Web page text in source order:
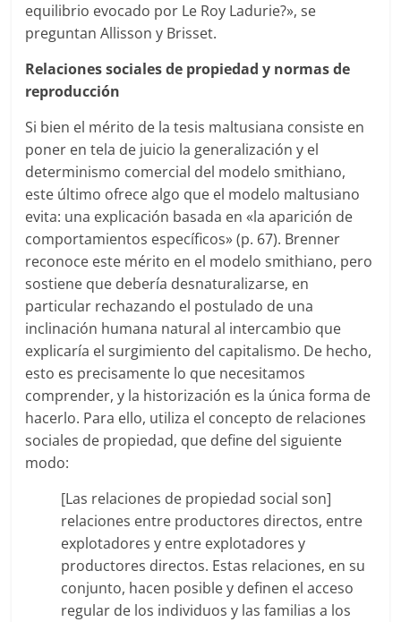
equilibrio evocado por Le Roy Ladurie?», se
preguntan Allisson y Brisset.
Relaciones sociales de propiedad y normas de
reproducción
Si bien el mérito de la tesis maltusiana consiste en
poner en tela de juicio la generalización y el
determinismo comercial del modelo smithiano,
este último ofrece algo que el modelo maltusiano
evita: una explicación basada en «la aparición de
comportamientos específicos» (p. 67). Brenner
reconoce este mérito en el modelo smithiano, pero
sostiene que debería desnaturalizarse, en
particular rechazando el postulado de una
inclinación humana natural al intercambio que
explicaría el surgimiento del capitalismo. De hecho,
esto es precisamente lo que necesitamos
comprender, y la historización es la única forma de
hacerlo. Para ello, utiliza el concepto de relaciones
sociales de propiedad, que define del siguiente
modo:
[Las relaciones de propiedad social son]
relaciones entre productores directos, entre
explotadores y entre explotadores y
productores directos. Estas relaciones, en su
conjunto, hacen posible y definen el acceso
regular de los individuos y las familias a los